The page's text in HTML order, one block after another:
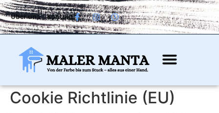
Über uns Kontakt
Cookie Richtlinie (EU)